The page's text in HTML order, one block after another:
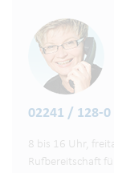
02241 / 128-0
8 bis 16 Uhr,
Rufbereitschaft